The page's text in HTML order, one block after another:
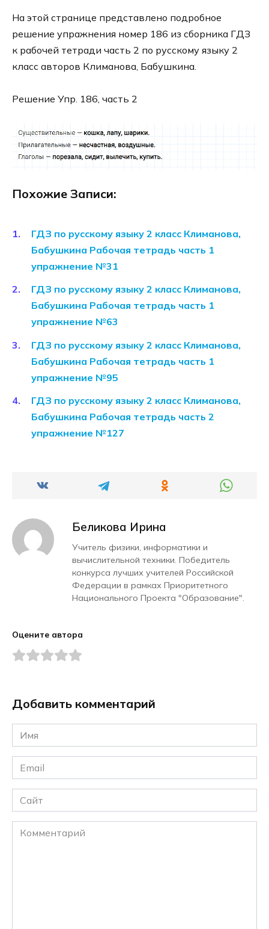
На этой странице представлено подробное
решение упражнения номер 186 из сборника ГДЗ
к рабочей тетради часть 2 по русскому языку 2
класс авторов Климанова, Бабушкина.
Решение Упр. 186, часть 2
Похожие Записи:
ГДЗ по русскому языку 2 класс Климанова,
Бабушкина Рабочая тетрадь часть 1
упражнение №31
ГДЗ по русскому языку 2 класс Климанова,
Бабушкина Рабочая тетрадь часть 1
упражнение №63
ГДЗ по русскому языку 2 класс Климанова,
Бабушкина Рабочая тетрадь часть 1
упражнение №95
ГДЗ по русскому языку 2 класс Климанова,
Бабушкина Рабочая тетрадь часть 2
упражнение №127
Беликова Ирина
Учитель физики, информатики и
вычислительной техники. Победитель
конкурса лучших учителей Российской
Федерации в рамках Приоритетного
Национального Проекта "Образование".
Оцените автора
Добавить комментарий
Имя
*
Email
*
Сайт
Комментарий